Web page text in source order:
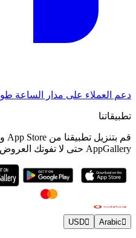
دعم العملاء على مدار الساعة
تطبيقاتنا
AppGallery حتى لا تفوتك العروض الرائعة.
Arabic
USD